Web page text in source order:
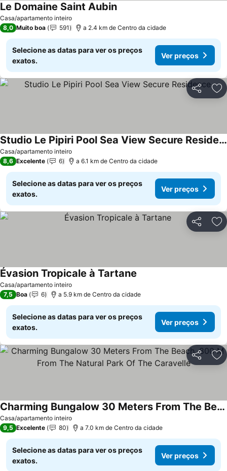
Casa/apartamento inteiro
Le Domaine Saint Aubin
8,0 Muito boa 591 a 2.4 km de Centro da cidade
Selecione as datas para ver os preços
exatos.
Ver preços
Partilhar
Casa/apartamento inteiro
Studio Le Pipiri Pool Sea View Secure Residence
8,6 Excelente 6 a 6.1 km de Centro da cidade
Selecione as datas para ver os preços
exatos.
Ver preços
Partilhar
Casa/apartamento inteiro
Évasion Tropicale à Tartane
7,5 Boa 6 a 5.9 km de Centro da cidade
Selecione as datas para ver os preços
exatos.
Ver preços
Partilhar
Casa/apartamento inteiro
Charming Bungalow 30 Meters From The Beach, 800 M From The Natural Park Of The Caravelle
9,5 Excelente 80 a 7.0 km de Centro da cidade
Selecione as datas para ver os preços
exatos.
Ver preços